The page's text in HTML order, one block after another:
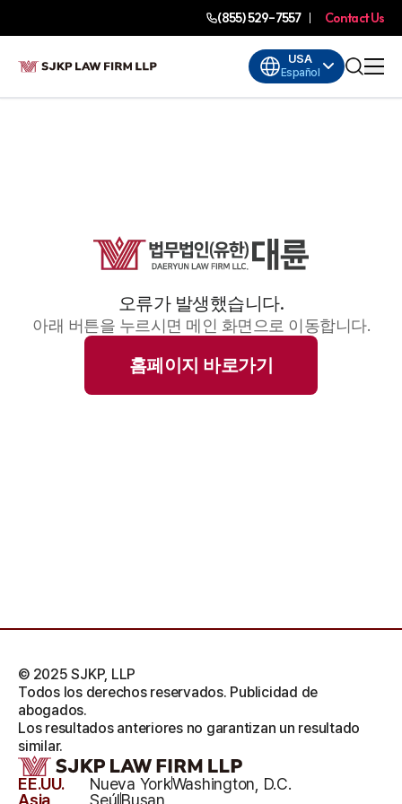
(855) 529-7557 Contact Us
USA
Español
오류가 발생했습니다.
아래 버튼을 누르시면 메인 화면으로 이동합니다.
홈페이지 바로가기
EE.UU. Nueva YorkWashington, D.C.
© 2025 SJKP, LLP
Todos los derechos reservados. Publicidad de
abogados.
Los resultados anteriores no garantizan un resultado
similar.